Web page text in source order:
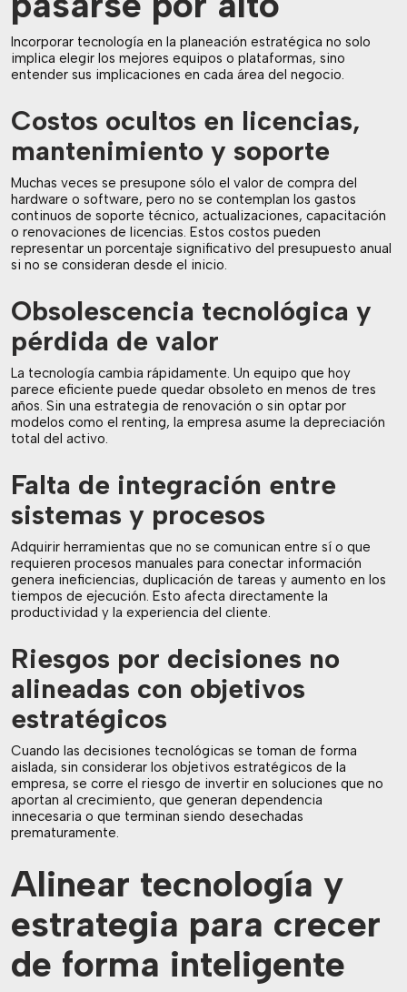
Incorporar tecnología en la planeación estratégica no solo
implica elegir los mejores equipos o plataformas, sino
entender sus implicaciones en cada área del negocio.
Costos ocultos en licencias,
mantenimiento y soporte
Muchas veces se presupone sólo el valor de compra del
hardware o software, pero no se contemplan los gastos
continuos de soporte técnico, actualizaciones, capacitación
o renovaciones de licencias. Estos costos pueden
representar un porcentaje significativo del presupuesto anual
si no se consideran desde el inicio.
Obsolescencia tecnológica y
pérdida de valor
La tecnología cambia rápidamente. Un equipo que hoy
parece eficiente puede quedar obsoleto en menos de tres
años. Sin una estrategia de renovación o sin optar por
modelos como el renting, la empresa asume la depreciación
total del activo.
Falta de integración entre
sistemas y procesos
Adquirir herramientas que no se comunican entre sí o que
requieren procesos manuales para conectar información
genera ineficiencias, duplicación de tareas y aumento en los
tiempos de ejecución. Esto afecta directamente la
productividad y la experiencia del cliente.
Riesgos por decisiones no
alineadas con objetivos
estratégicos
Cuando las decisiones tecnológicas se toman de forma
aislada, sin considerar los objetivos estratégicos de la
empresa, se corre el riesgo de invertir en soluciones que no
aportan al crecimiento, que generan dependencia
innecesaria o que terminan siendo desechadas
prematuramente.
Alinear tecnología y
estrategia para crecer
de forma inteligente